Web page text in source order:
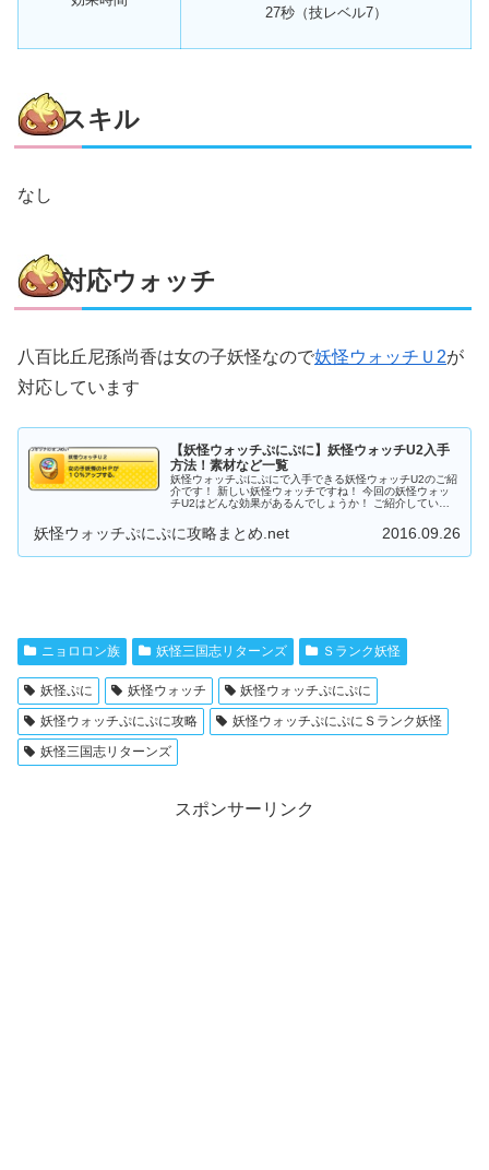
27秒（技レベル7）
スキル
なし
対応ウォッチ
八百比丘尼孫尚香は女の子妖怪なので妖怪ウォッチＵ2が
対応しています
【妖怪ウォッチぷにぷに】妖怪ウォッチU2入手
方法！素材など一覧
妖怪ウォッチぷにぷにで入手できる妖怪ウォッチU2のご紹
介です！ 新しい妖怪ウォッチですね！ 今回の妖怪ウォッ
チU2はどんな効果があるんでしょうか！ ご紹介していき
妖怪ウォッチぷにぷに攻略まとめ.net 2016.09.26
ニョロロン族 妖怪三国志リターンズ Ｓランク妖怪
妖怪ぷに 妖怪ウォッチ
妖怪ウォッチぷにぷに
妖怪ウォッチぷにぷに攻略
妖怪ウォッチぷにぷにＳランク妖怪
妖怪三国志リターンズ
スポンサーリンク